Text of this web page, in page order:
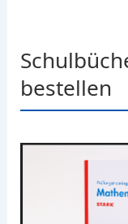
bestellen